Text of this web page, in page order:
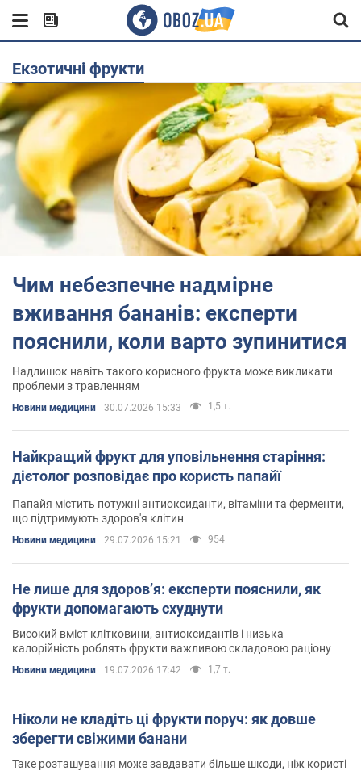
екзотичні фрукти
Чим небезпечне надмірне
вживання бананів: експерти
пояснили, коли варто зупинитися
Надлишок навіть такого корисного фрукта може викликати
проблеми з травленням
Новини медицини 30.07.2026 15:33 1,5 т.
Найкращий фрукт для уповільнення старіння:
дієтолог розповідає про користь папайї
Папайя містить потужні антиоксиданти, вітаміни та ферменти,
що підтримують здоров'я клітин
Новини медицини 29.07.2026 15:21 954
Не лише для здоров’я: експерти пояснили, як
фрукти допомагають схуднути
Високий вміст клітковини, антиоксидантів і низька
калорійність роблять фрукти важливою складовою раціону
Новини медицини 19.07.2026 17:42 1,7 т.
Ніколи не кладіть ці фрукти поруч: як довше
зберегти свіжими банани
Таке розташування може завдавати більше шкоди, ніж користі